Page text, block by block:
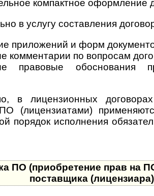
компактное оформление
в услугу составления
приложений и форм
комментарии по вопросам
правовые обоснования
в лицензионных
(лицензиатами)
порядок исполнения
ПО (приобретение прав на
поставщика